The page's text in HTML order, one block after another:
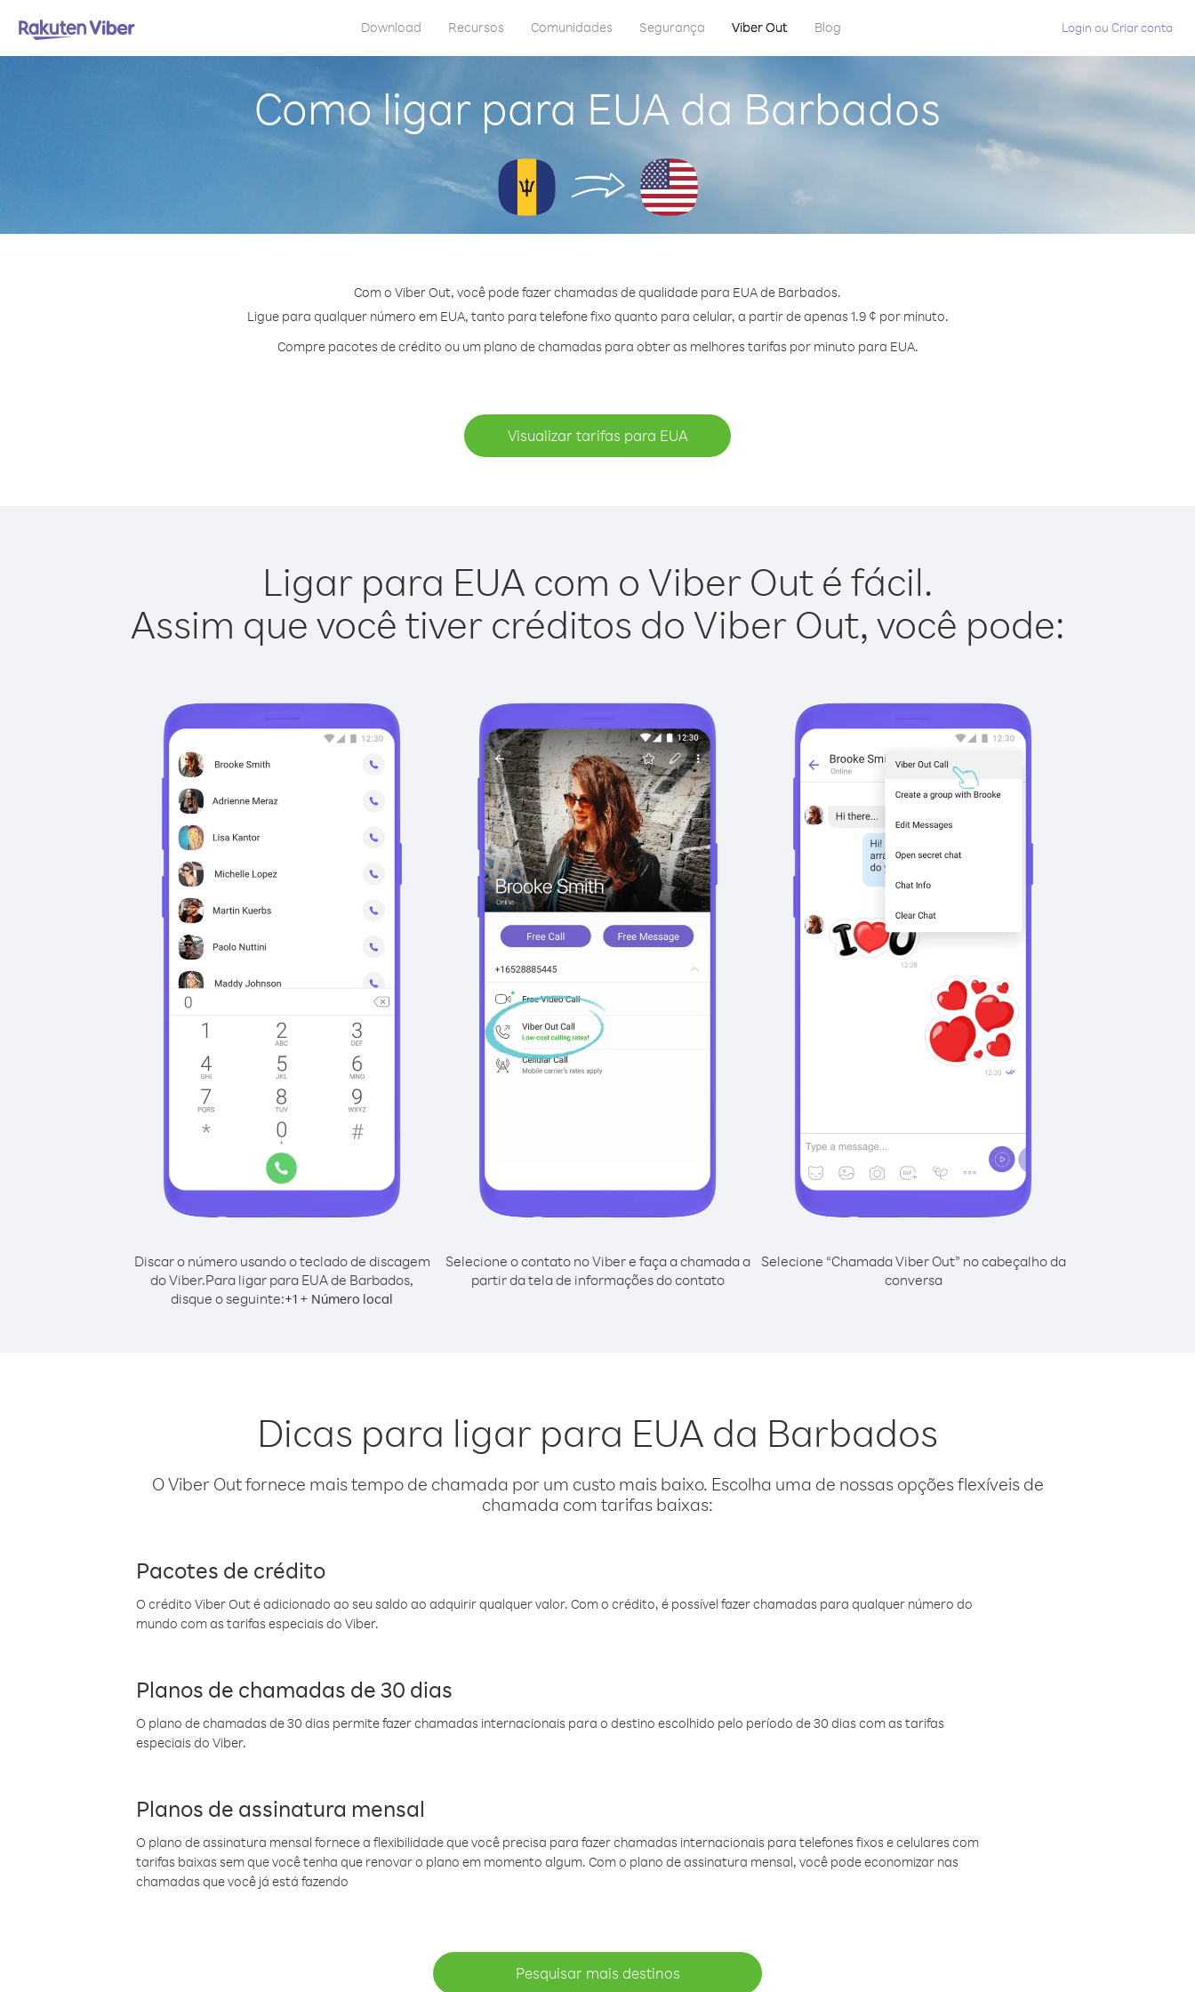
Download Recursos Comunidades Segurança Viber Out Blog Login ou Criar conta
Como ligar para EUA da Barbados
Com o Viber Out, você pode fazer chamadas de qualidade para EUA de Barbados.
Ligue para qualquer número em EUA, tanto para telefone fixo quanto para celular, a partir de apenas 1.9 ¢ por minuto.
Compre pacotes de crédito ou um plano de chamadas para obter as melhores tarifas por minuto para EUA.
Visualizar tarifas para EUA
Ligar para EUA com o Viber Out é fácil.
Assim que você tiver créditos do Viber Out, você pode:
Discar o número usando o teclado de discagem
do Viber.Para ligar para EUA de Barbados,
disque o seguinte:+1 + Número local
Selecione o contato no Viber e faça a chamada a
partir da tela de informações do contato
Selecione “Chamada Viber Out” no cabeçalho da
conversa
Dicas para ligar para EUA da Barbados
O Viber Out fornece mais tempo de chamada por um custo mais baixo. Escolha uma de nossas opções flexíveis de
chamada com tarifas baixas:
Pacotes de crédito
O crédito Viber Out é adicionado ao seu saldo ao adquirir qualquer valor. Com o crédito, é possível fazer chamadas para qualquer número do
mundo com as tarifas especiais do Viber.
Planos de chamadas de 30 dias
O plano de chamadas de 30 dias permite fazer chamadas internacionais para o destino escolhido pelo período de 30 dias com as tarifas
especiais do Viber.
Planos de assinatura mensal
O plano de assinatura mensal fornece a flexibilidade que você precisa para fazer chamadas internacionais para telefones fixos e celulares com
tarifas baixas sem que você tenha que renovar o plano em momento algum. Com o plano de assinatura mensal, você pode economizar nas
chamadas que você já está fazendo
Pesquisar mais destinos